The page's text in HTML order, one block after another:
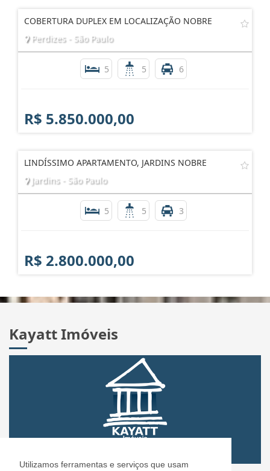
Utilizamos ferramentas e serviços que usam
COBERTURA DUPLEX EM LOCALIZAÇÃO NOBRE
Perdizes - São Paulo
5 5 6
R$ 5.850.000,00
LINDÍSSIMO APARTAMENTO, JARDINS NOBRE
Jardins - São Paulo
5 5 3
R$ 2.800.000,00
Kayatt Imóveis